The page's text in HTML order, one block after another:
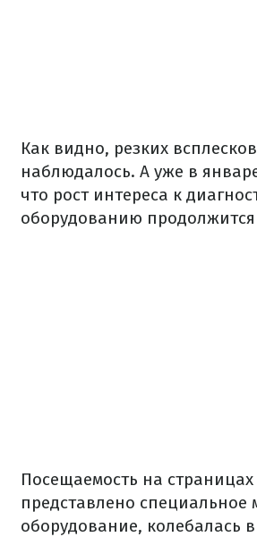
Как видно, резких
наблюдалось. А уже в
что рост интереса к
оборудованию продолжится
Посещаемость на страницах
представлено специальное
оборудование, колебалась в